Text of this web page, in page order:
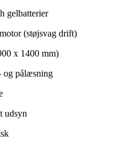
gelbatterier
(støjsvag drift)
x 1400 mm)
og pålæsning
udsyn